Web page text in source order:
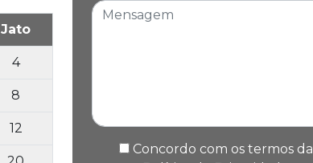
Jato
4
8
12
Mensagem
Concordo com os termos da